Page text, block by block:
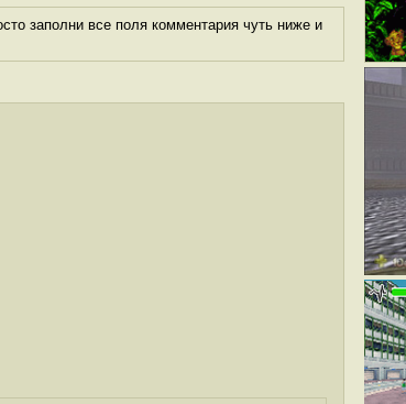
заполни все поля комментария чуть ниже и